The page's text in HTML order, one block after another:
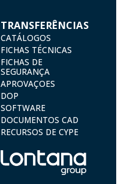
TRANSFERÊNCIAS
CATÁLOGOS
FICHAS TÉCNICAS
FICHAS DE
SEGURANÇA
APROVAÇOES
DOP
SOFTWARE
DOCUMENTOS CAD
RECURSOS DE CYPE